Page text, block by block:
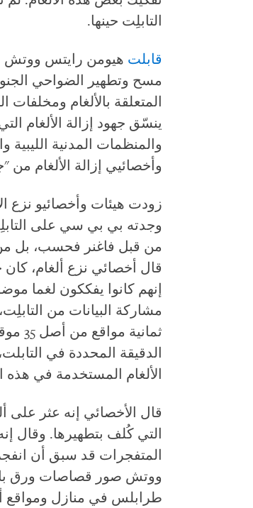
التابلِت حينها.
قابلت هيومن رايتس ووتش
مسح وتطهير الضواحي
المتعلقة بالألغام ومخلفات
ينسّق جهود إزالة الألغام
والمنظمات المدنية
وأخصائيي إزالة الألغام من
زودت هيئات وأخصائيو نزع
وجدته بي بي سي على
من قبل فاغنر فحسب، بل
قال أخصائي نزع ألغام، كان
إنهم كانوا يفككون لغما
مشاركة البيانات من
الدقيقة المحددة في
الألغام المستخدمة في هذه
قال الأخصائي إنه عثر على
التي كُلف بتطهيرها. وقال
المتفجرات قد سبق أن
ووتش صور قصاصات ورق
طرابلس في منازل ومواقع